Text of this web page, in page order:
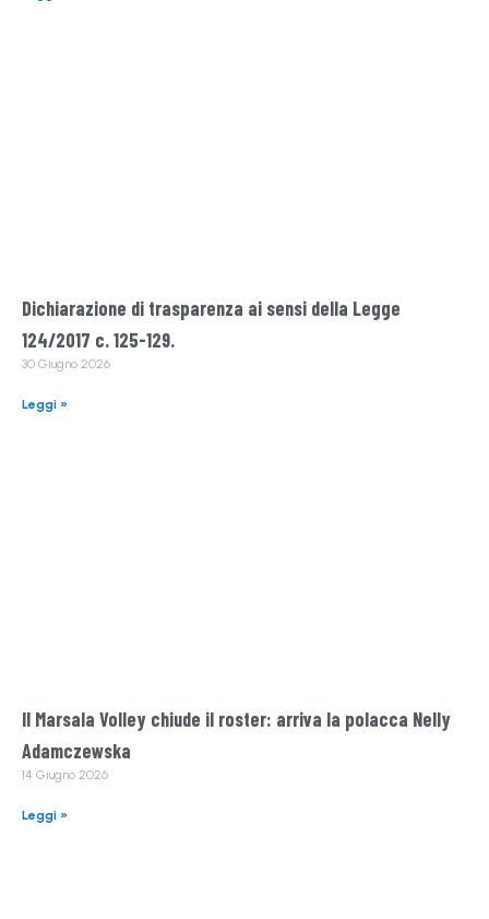
Dichiarazione di trasparenza ai sensi della Legge
124/2017 c. 125-129.
30 Giugno 2026
Leggi »
Il Marsala Volley chiude il roster: arriva la polacca Nelly
Adamczewska
14 Giugno 2026
Leggi »